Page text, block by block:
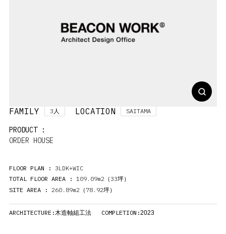
FAMILY 3 人 LOCATION SAITAMA
PRODUCT :
ORDER HOUSE
FLOOR PLAN : 3LDK+WIC
TOTAL FLOOR AREA : 109.09m2（33坪）
SITE AREA : 260.89m2（78.92坪）
ARCHITECTURE:木造軸組工法 COMPLETION:2023